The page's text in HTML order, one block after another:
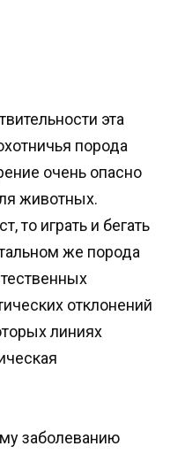
эта
порода
очень опасно
животных.
то играть и бегать
же порода
отклонений
линиях
заболеванию